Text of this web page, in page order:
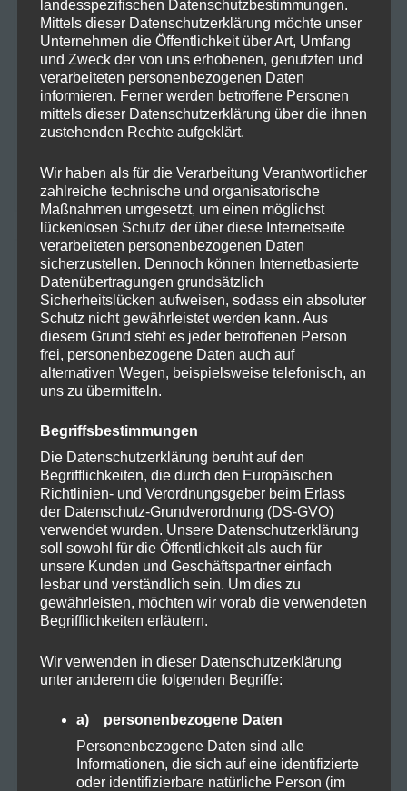
Juni 2024
Mai 2024
April 2024
März 2024
Kategorien
Allgemein
Cannabis
CBD Öl
Darmpflege
Grow
Harvest
Kosmetik
Natural
Organic
Proteine
landesspezifischen Datenschutzbestimmungen.
Mittels dieser Datenschutzerklärung möchte unser
Unternehmen die Öffentlichkeit über Art, Umfang
und Zweck der von uns erhobenen, genutzten und
verarbeiteten personenbezogenen Daten
informieren. Ferner werden betroffene Personen
mittels dieser Datenschutzerklärung über die ihnen
zustehenden Rechte aufgeklärt.
Wir haben als für die Verarbeitung Verantwortlicher
zahlreiche technische und organisatorische
Maßnahmen umgesetzt, um einen möglichst
lückenlosen Schutz der über diese Internetseite
verarbeiteten personenbezogenen Daten
sicherzustellen. Dennoch können Internetbasierte
Datenübertragungen grundsätzlich
Sicherheitslücken aufweisen, sodass ein absoluter
Schutz nicht gewährleistet werden kann. Aus
diesem Grund steht es jeder betroffenen Person
frei, personenbezogene Daten auch auf
alternativen Wegen, beispielsweise telefonisch, an
uns zu übermitteln.
Begriffsbestimmungen
Die Datenschutzerklärung beruht auf den
Begrifflichkeiten, die durch den Europäischen
Richtlinien- und Verordnungsgeber beim Erlass
der Datenschutz-Grundverordnung (DS-GVO)
verwendet wurden. Unsere Datenschutzerklärung
soll sowohl für die Öffentlichkeit als auch für
unsere Kunden und Geschäftspartner einfach
lesbar und verständlich sein. Um dies zu
gewährleisten, möchten wir vorab die verwendeten
Begrifflichkeiten erläutern.
Wir verwenden in dieser Datenschutzerklärung
unter anderem die folgenden Begriffe:
a) personenbezogene Daten
Personenbezogene Daten sind alle
Informationen, die sich auf eine identifizierte
oder identifizierbare natürliche Person (im